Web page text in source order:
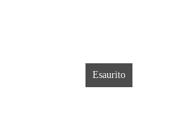
Esaurito